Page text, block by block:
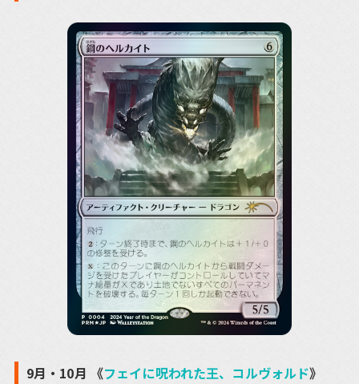
9月・10月 《フェイに呪われた王、コルヴォルド》